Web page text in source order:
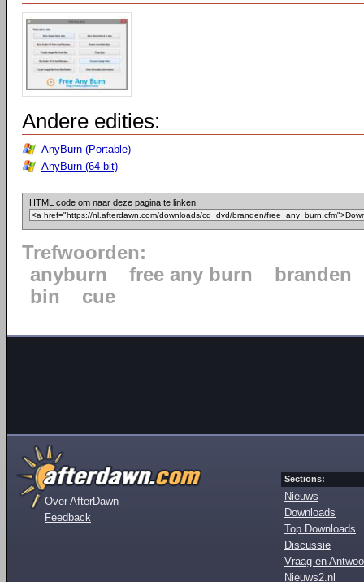
Andere edities:
AnyBurn (Portable)
AnyBurn (64-bit)
HTML code om naar deze pagina te linken:
Trefwoorden:
anyburn
free any burn
branden
bin
cue
Over AfterDawn
Feedback
Sections:
Nieuws
Downloads
Top Downloads
Discussie
Vraag en
Nieuws2.nl